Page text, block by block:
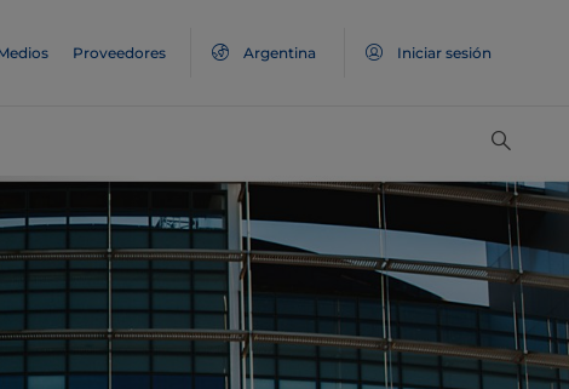
Proveedores Argentina Iniciar sesión